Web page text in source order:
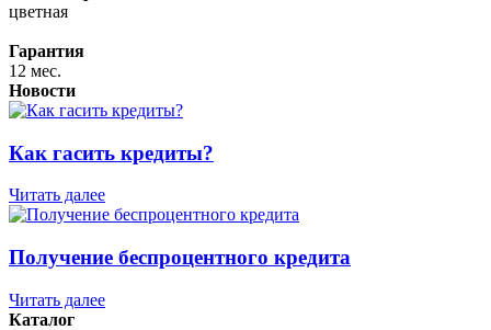
цветная
Гарантия
12 мес.
Новости
Как гасить кредиты?
Читать далее
Получение беспроцентного кредита
Читать далее
Каталог